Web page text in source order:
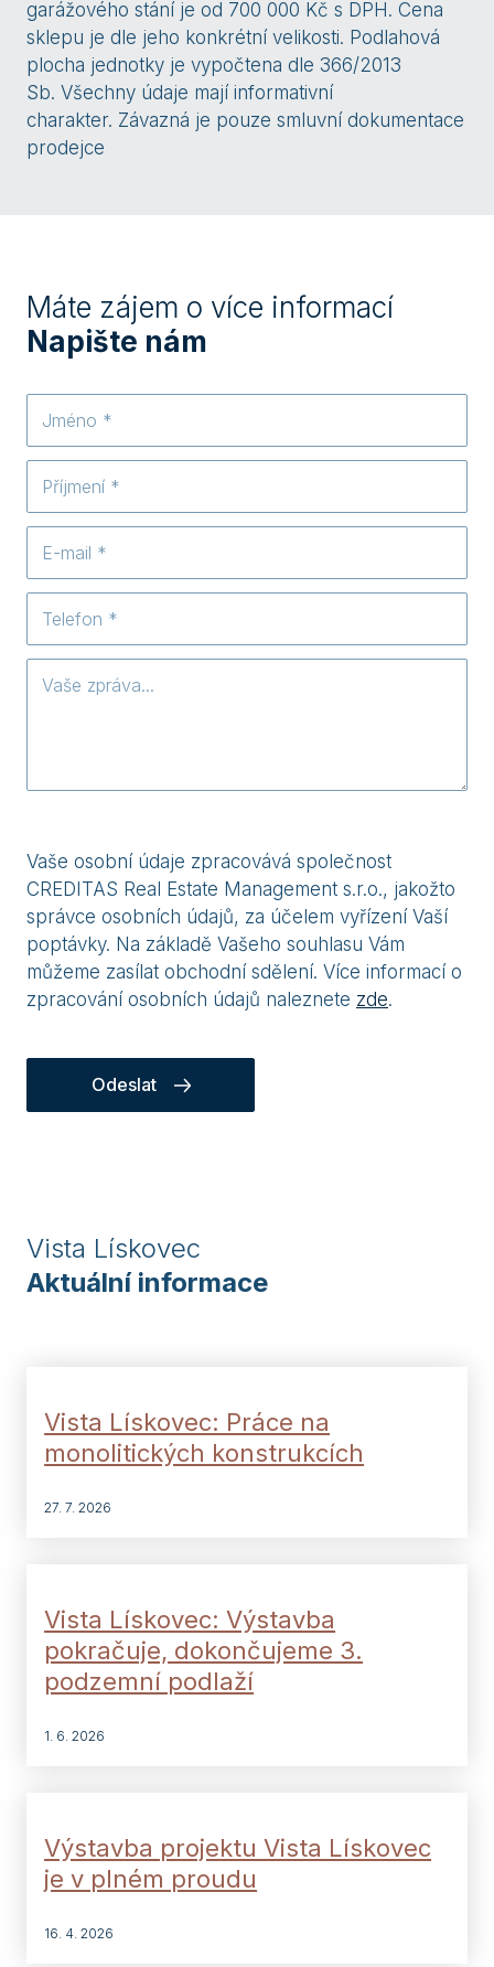
garážového stání je od 700 000 Kč s DPH. Cena
sklepu je dle jeho konkrétní velikosti. Podlahová
plocha jednotky je vypočtena dle 366/2013
Sb. Všechny údaje mají informativní
charakter. Závazná je pouze smluvní dokumentace
prodejce
Máte zájem o více informací
Napište nám
Vaše osobní údaje zpracovává společnost
CREDITAS Real Estate Management s.r.o., jakožto
správce osobních údajů, za účelem vyřízení Vaší
poptávky. Na základě Vašeho souhlasu Vám
můžeme zasílat obchodní sdělení. Více informací o
zpracování osobních údajů naleznete zde.
Odeslat
Vista Lískovec
Aktuální informace
Vista Lískovec: Práce na
monolitických konstrukcích
27. 7. 2026
Vista Lískovec: Výstavba
pokračuje, dokončujeme 3.
podzemní podlaží
1. 6. 2026
Výstavba projektu Vista Lískovec
je v plném proudu
16. 4. 2026